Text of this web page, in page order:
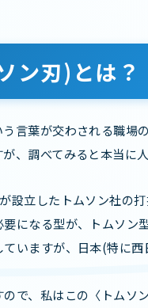
ン刃)とは？
言葉が交わされる職
、調べてみると本当に
設立したトムソン社の
になる型が、トムソ
いますが、日本(特に
で、私はこの〈トム